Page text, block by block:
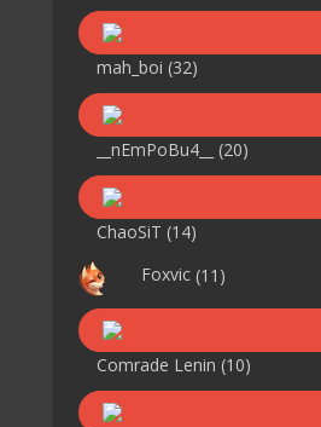
mah_boi (32)
__nEmPoBu4__ (20)
ChaoSiT (14)
Foxvic (11)
Comrade Lenin (10)